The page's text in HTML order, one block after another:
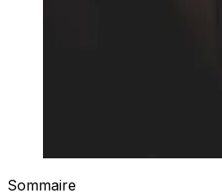
Sommaire